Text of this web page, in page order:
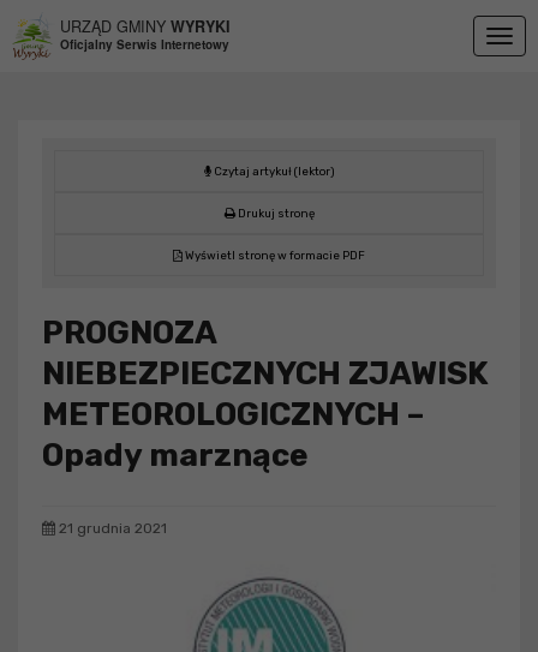
URZĄD GMINY WYRYKI
Oficjalny Serwis Internetowy
Czytaj artykuł (lektor)
Drukuj stronę
Wyświetl stronę w formacie PDF
PROGNOZA
NIEBEZPIECZNYCH ZJAWISK
METEOROLOGICZNYCH –
Opady marznące
21 grudnia 2021